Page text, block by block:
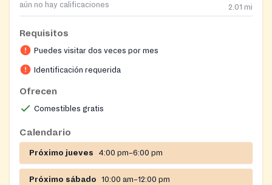
aún no hay calificaciones
2.01 mi
Requisitos
Puedes visitar dos veces por mes
Identificación requerida
Ofrecen
Comestibles gratis
Calendario
Próximo jueves 4:00 pm–6:00 pm
Próximo sábado 10:00 am–12:00 pm